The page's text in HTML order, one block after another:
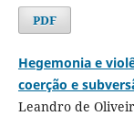
PDF
Hegemonia e
coerção e
Leandro de